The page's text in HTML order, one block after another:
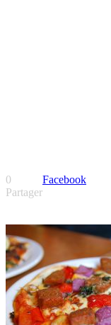
0
Partager
Facebook